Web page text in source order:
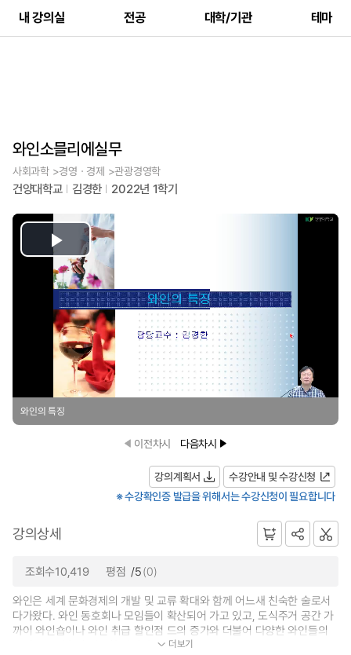
내 강의실 전공 대학/기관 테마
와인소믈리에실무
사회과학 >경영ㆍ경제 >관광경영학
건양대학교 김경한 2022년 1학기
Play
Video
와인의 특징
이전차시 다음차시
강의계획서
수강안내 및 수강신청
※ 수강확인증 발급을 위해서는 수강신청이 필요합니다
강의상세
조회수10,419 평점 /5(0)
와인은 세계 문화경제의 개발 및 교류 확대와 함께 어느새 친숙한 술로서
다가왔다. 와인 동호회나 모임들이 확산되어 가고 있고, 도식주거 공간 가
까이 와인숍이나 와인 취급 할인점 드의 증가와 더불어 다양한 와인들의
수입으로 더욱더 대중화 되어가...
더보기